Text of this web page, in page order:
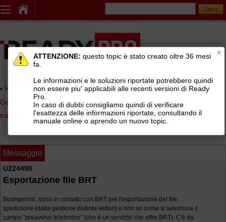
Home page> AREE DI SUPPORTO TECNICO GRATUITO>
Gestionale Ready Pro>Logistica, lotti e matricole, picking, corrieri e
tracking
Distinte di spedizione vettori (BRT, SDA, TNT, UPS, GLS, ...)
Messaggio
U224490
Esportazione file BRT
Buongiorno, sono in contatto con BRT per l'esportazione del file
spedizione (dalla gestione distinte vettori) e non so come si seleziona il
campo "preavviso telefonico" (che è un servizio che offre BRT). C'è da
ATTENZIONE: questo topic è stato creato oltre 36 mesi
fa.
Le informazioni e le soluzioni riportate potrebbero quindi
non essere piu' applicabili alle recenti versioni di Ready
Pro.
In caso di dubbi consigliamo quindi di verificare
l'esattezza delle informazioni riportate, consultando il
manuale online o aprendo un nuovo topic.